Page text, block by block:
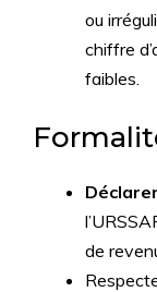
ou
chiffre
faibles.
de